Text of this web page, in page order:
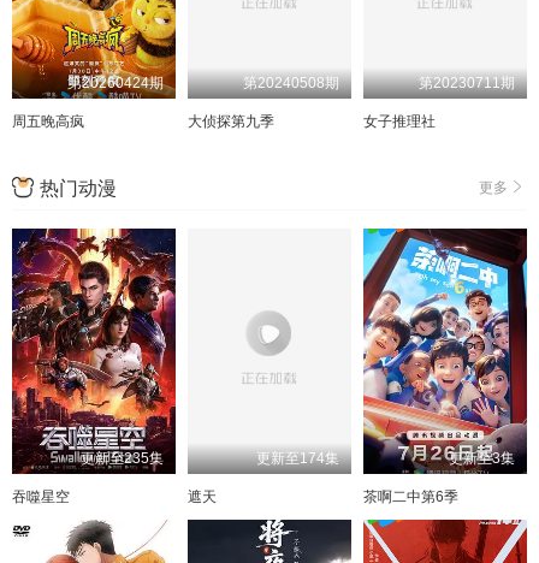
第20260424期
周五晚高疯
第20240508期
大侦探第九季
第20230711期
女子推理社
更多
热门动漫
更新至235集
吞噬星空
更新至174集
遮天
更新至3集
茶啊二中第6季